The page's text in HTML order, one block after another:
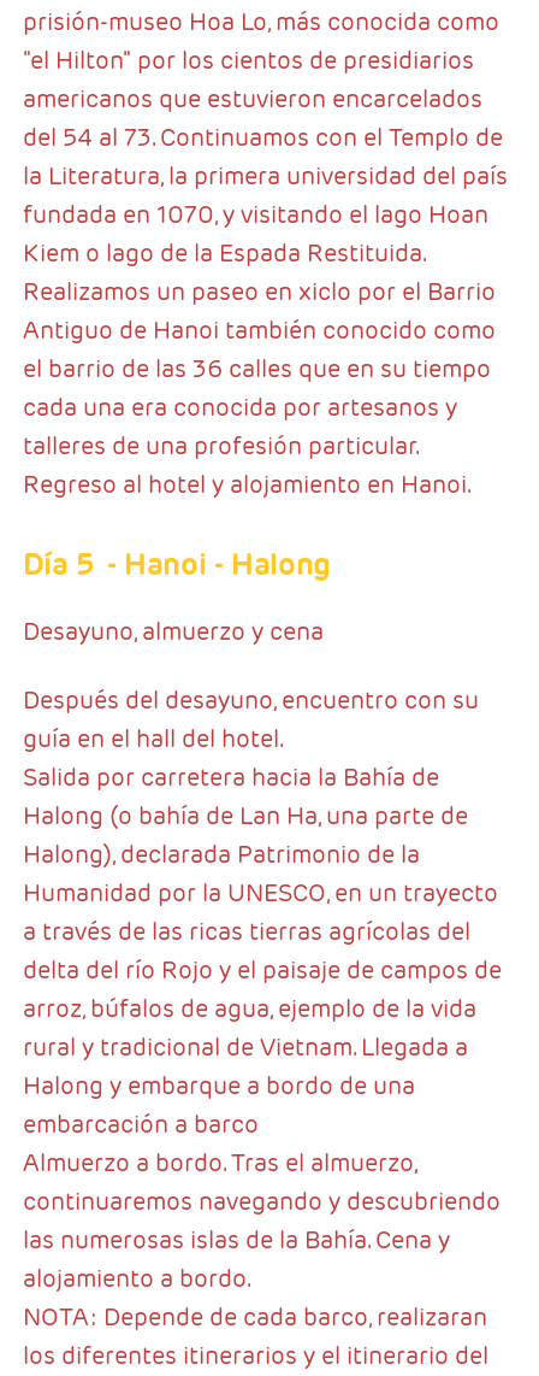
prisión-museo Hoa Lo, más conocida como
"el Hilton" por los cientos de presidiarios
americanos que estuvieron encarcelados
del 54 al 73. Continuamos con el Templo de
la Literatura, la primera universidad del país
fundada en 1070, y visitando el lago Hoan
Kiem o lago de la Espada Restituida.
Realizamos un paseo en xiclo por el Barrio
Antiguo de Hanoi también conocido como
el barrio de las 36 calles que en su tiempo
cada una era conocida por artesanos y
talleres de una profesión particular.
Regreso al hotel y alojamiento en Hanoi.
Día 5 - Hanoi - Halong
Desayuno, almuerzo y cena
Después del desayuno, encuentro con su
guía en el hall del hotel.
Salida por carretera hacia la Bahía de
Halong (o bahía de Lan Ha, una parte de
Halong), declarada Patrimonio de la
Humanidad por la UNESCO, en un trayecto
a través de las ricas tierras agrícolas del
delta del río Rojo y el paisaje de campos de
arroz, búfalos de agua, ejemplo de la vida
rural y tradicional de Vietnam. Llegada a
Halong y embarque a bordo de una
embarcación a barco
Almuerzo a bordo. Tras el almuerzo,
continuaremos navegando y descubriendo
las numerosas islas de la Bahía. Cena y
alojamiento a bordo.
NOTA: Depende de cada barco, realizaran
los diferentes itinerarios y el itinerario del